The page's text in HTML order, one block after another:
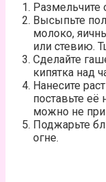
Размельчите
Высыпьте
молоко,
или стевию.
Сделайте
кипятка над
Нанесите
поставьте её
можно не
Поджарьте
огне.